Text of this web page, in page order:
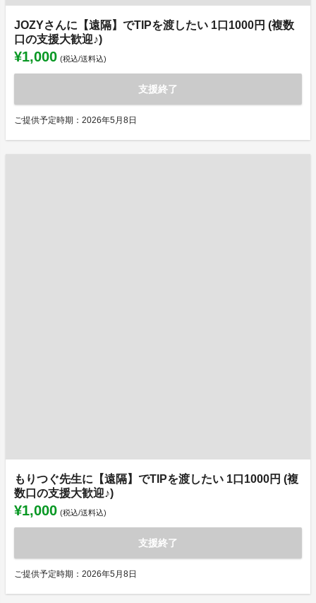
JOZYさんに【遠隔】でTIPを渡したい 1口1000円 (複数
口の支援大歓迎♪)
¥1,000 (税込/送料込)
支援終了
ご提供予定時期：2026年5月8日
もりつぐ先生に【遠隔】でTIPを渡したい 1口1000円 (複
数口の支援大歓迎♪)
¥1,000 (税込/送料込)
支援終了
ご提供予定時期：2026年5月8日